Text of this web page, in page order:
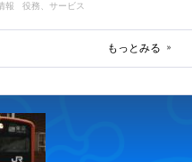
報 役務、サービス
もっとみる